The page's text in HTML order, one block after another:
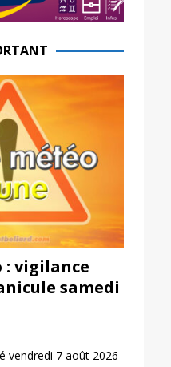
vigilance
samedi
vendredi 7 août 2026